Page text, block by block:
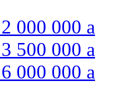
000 000 a
500 000 a
000 000 a